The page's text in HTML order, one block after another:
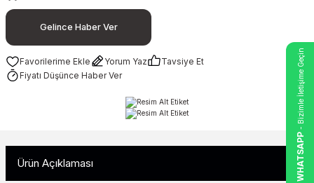
Gelince Haber Ver
Yorum Yaz
Tavsiye Et
Fiyatı Düşünce Haber Ver
Ürün Açıklaması WHATSAPP
- Bizimle İletişime Geçin